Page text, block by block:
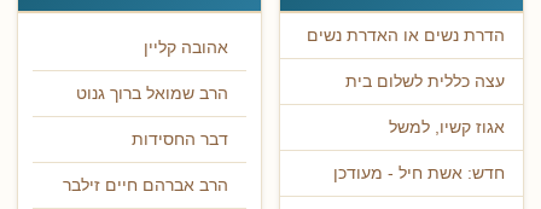
הדרת נשים או האדרת נשים
עצה כללית לשלום בית
אגוז קשיו, למשל
חדש: אשת חיל - מעודכן
אהובה קליין
הרב שמואל ברוך גנוט
דבר החסידות
הרב אברהם חיים זילבר